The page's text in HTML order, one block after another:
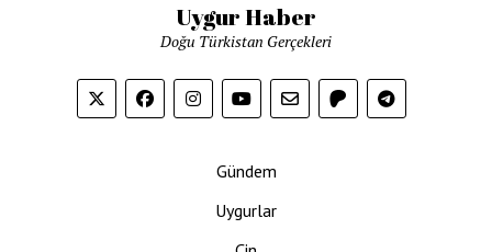
Uygur Haber
Doğu Türkistan Gerçekleri
Gündem
Uygurlar